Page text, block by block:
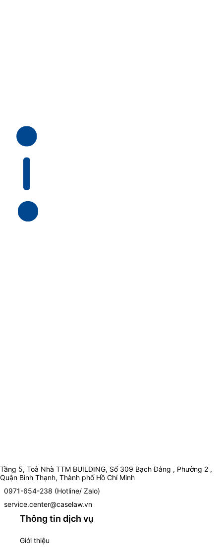
Tầng 5, Toà Nhà TTM BUILDING, Số 309 Bạch Đằng , Phường 2 ,
Quận Bình Thạnh, Thành phố Hồ Chí Minh
0971-654-238 (Hotline/ Zalo)
service.center@caselaw.vn
Thông tin dịch vụ
Giới thiệu